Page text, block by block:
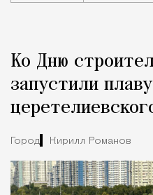
Город
Ко Дню
запустили
Город Кирилл Романов